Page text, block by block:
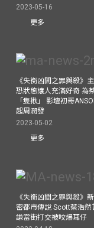
2023-05-16
更多
《失衡凶間之罪與殺》
恐狀態讓人充滿好奇 為
「隻揪」 影壇初哥
起周潤發
2023-05-02
更多
《失衡凶間之罪與殺》
密都市傳說 Scott蔡浩
謙當街打交被咬爆耳仔